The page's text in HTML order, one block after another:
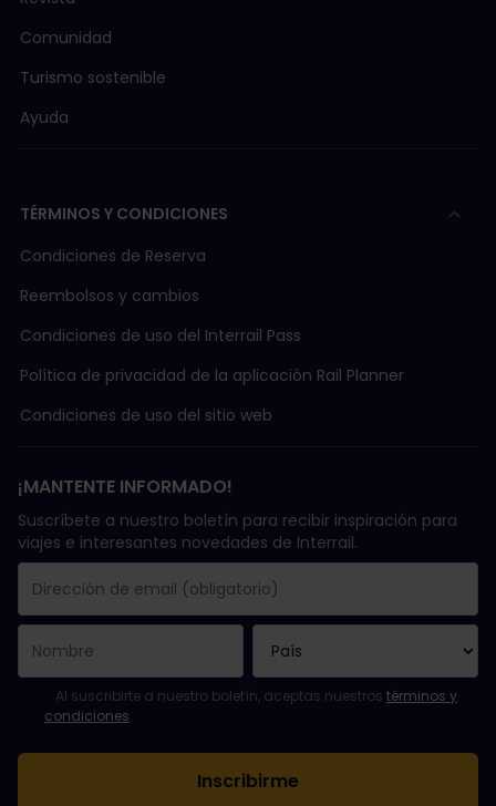
Comunidad
Turismo sostenible
Ayuda
TÉRMINOS Y CONDICIONES
Condiciones de Reserva
Reembolsos y cambios
Condiciones de uso del Interrail Pass
Política de privacidad de la aplicación Rail Planner
Condiciones de uso del sitio web
¡MANTENTE INFORMADO!
Suscríbete a nuestro boletín para recibir inspiración para
viajes e interesantes novedades de Interrail.
Se suscribió con éxito.
El campo de dirección de email es obligatorio.
La dirección de email no es válida.
Ha habido un fallo al suscribirte al boletín. Vuelve a intentarlo
¡Ya te has suscrito a este boletín!
Acepta los términos y condiciones para suscribirte al boletín
Al suscribirte a nuestro boletín, aceptas nuestros términos y
condiciones.